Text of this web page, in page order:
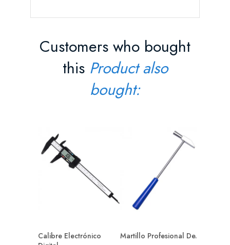
Customers who bought
this Product also
bought:
Calibre Electrónico
Martillo Profesional De...